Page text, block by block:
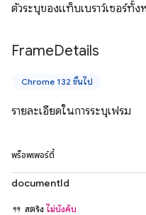
ตัวระบุของแท็บเบราว์เซอร์ทั้
FrameDetails
Chrome 132 ขึ้นไป
รายละเอียดในการระบุเฟรม
พร็อพเพอร์ตี้
documentId
สตริง ไม่บังคับ